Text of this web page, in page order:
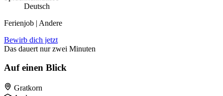
Deutsch
Ferienjob | Andere
Bewirb dich jetzt
Das dauert nur zwei Minuten
Auf einen Blick
Gratkorn